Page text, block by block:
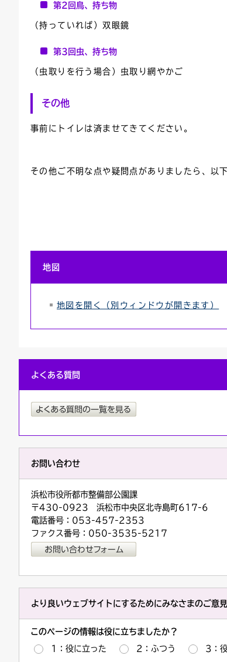
第2回鳥、持ち物
（持っていれば）双眼鏡
第3回虫、持ち物
（虫取りを行う場合）虫取り網やかご
その他
事前にトイレは済ませてきてください。
その他ご不明な点や疑問点がありましたら、以
地図
地図を開く（別ウィンドウが開きます）
よくある質問
お問い合わせ
浜松市役所都市整備部公園課
〒430-0923 浜松市中央区北寺島町617-6
電話番号：053-457-2353
ファクス番号：050-3535-5217
より良いウェブサイトにするためにみなさまのご意
このページの情報は役に立ちましたか？
1：役に立った 2：ふつう 3：